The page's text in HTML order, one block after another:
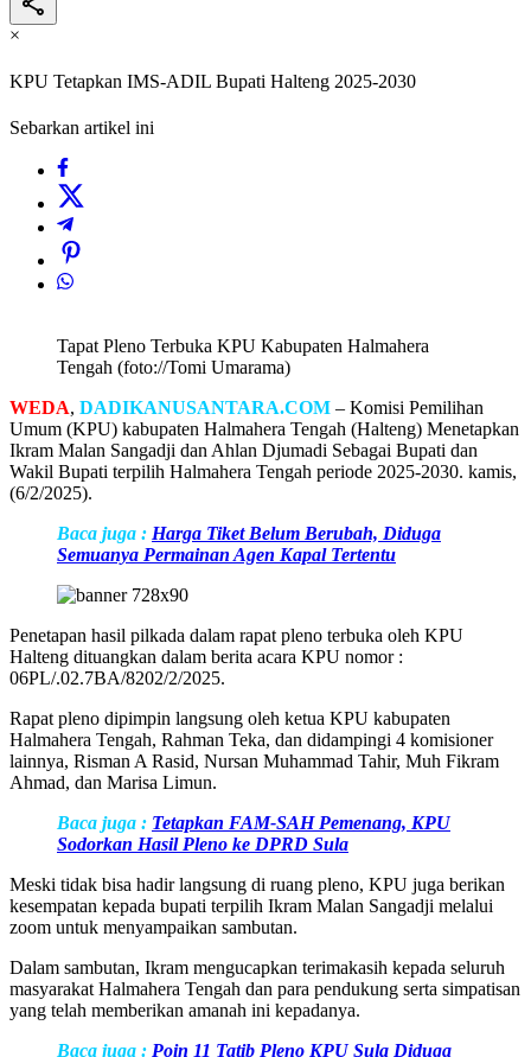
×
KPU Tetapkan IMS-ADIL Bupati Halteng 2025-2030
Sebarkan artikel ini
Tapat Pleno Terbuka KPU Kabupaten Halmahera
Tengah (foto://Tomi Umarama)
WEDA, DADIKANUSANTARA.COM – Komisi Pemilihan
Umum (KPU) kabupaten Halmahera Tengah (Halteng) Menetapkan
Ikram Malan Sangadji dan Ahlan Djumadi Sebagai Bupati dan
Wakil Bupati terpilih Halmahera Tengah periode 2025-2030. kamis,
(6/2/2025).
Baca juga : Harga Tiket Belum Berubah, Diduga
Semuanya Permainan Agen Kapal Tertentu
Penetapan hasil pilkada dalam rapat pleno terbuka oleh KPU
Halteng dituangkan dalam berita acara KPU nomor :
06PL/.02.7BA/8202/2/2025.
Rapat pleno dipimpin langsung oleh ketua KPU kabupaten
Halmahera Tengah, Rahman Teka, dan didampingi 4 komisioner
lainnya, Risman A Rasid, Nursan Muhammad Tahir, Muh Fikram
Ahmad, dan Marisa Limun.
Baca juga : Tetapkan FAM-SAH Pemenang, KPU
Sodorkan Hasil Pleno ke DPRD Sula
Meski tidak bisa hadir langsung di ruang pleno, KPU juga berikan
kesempatan kepada bupati terpilih Ikram Malan Sangadji melalui
zoom untuk menyampaikan sambutan.
Dalam sambutan, Ikram mengucapkan terimakasih kepada seluruh
masyarakat Halmahera Tengah dan para pendukung serta simpatisan
yang telah memberikan amanah ini kepadanya.
Baca juga : Poin 11 Tatib Pleno KPU Sula Diduga